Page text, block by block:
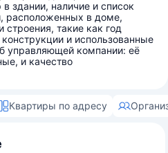
здании, наличие и список
расположенных в доме,
строения, такие как год
и использованные
управляющей компании: её
и качество
Квартиры по адресу